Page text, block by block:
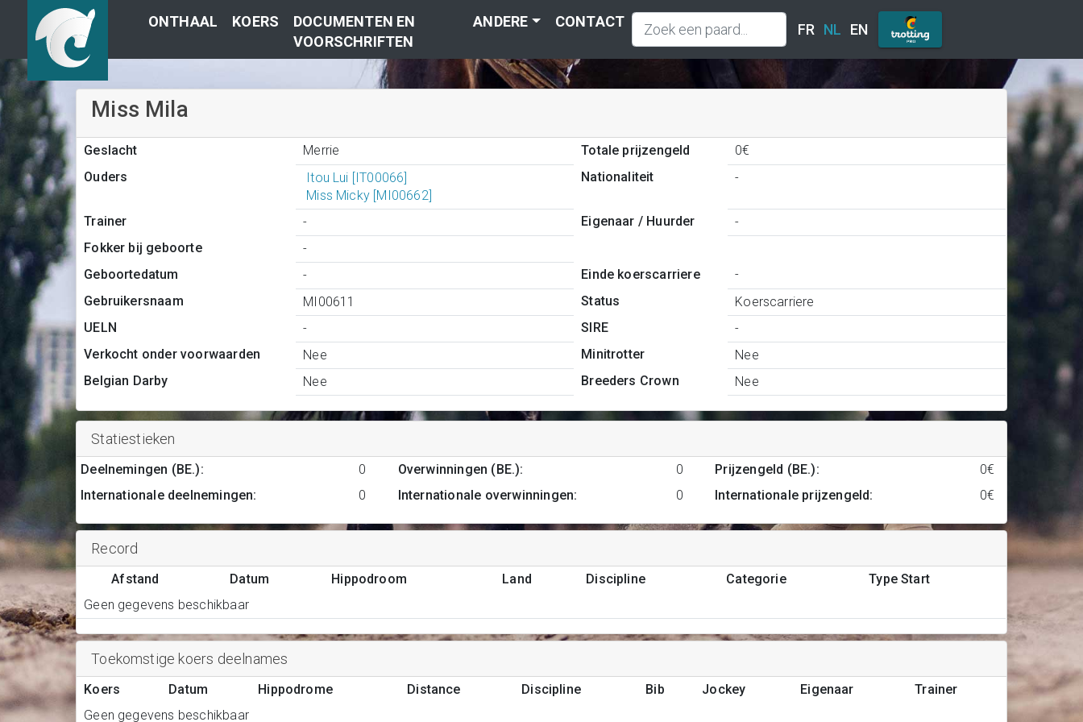
ONTHAAL KOERS
DOCUMENTEN EN
VOORSCHRIFTEN
ANDERE CONTACT FR NL EN
Miss Mila
Geslacht Merrie Totale prijzengeld
0€
Ouders
Itou Lui [IT00066]
Miss Micky [MI00662]
Nationaliteit -
Trainer - Eigenaar / Huurder
-
Fokker bij geboorte
-
Geboortedatum
- Einde koerscarriere
-
Gebruikersnaam
MI00611 Status
Koerscarriere
UELN
- SIRE
-
Verkocht onder voorwaarden
Nee Minitrotter
Nee
Belgian Darby
Nee Breeders Crown Nee
Statiestieken
Deelnemingen (BE.):
0
Internationale deelnemingen: 0
Overwinningen (BE.):
0
Internationale overwinningen: 0
Prijzengeld (BE.):
0€
Internationale prijzengeld: 0€
Record
Afstand Datum Hippodroom Land Discipline Categorie
Type Start
Geen gegevens beschikbaar
Toekomstige koers deelnames
Koers Datum Hippodrome Distance Discipline Bib Jockey Eigenaar
Trainer
Geen gegevens beschikbaar